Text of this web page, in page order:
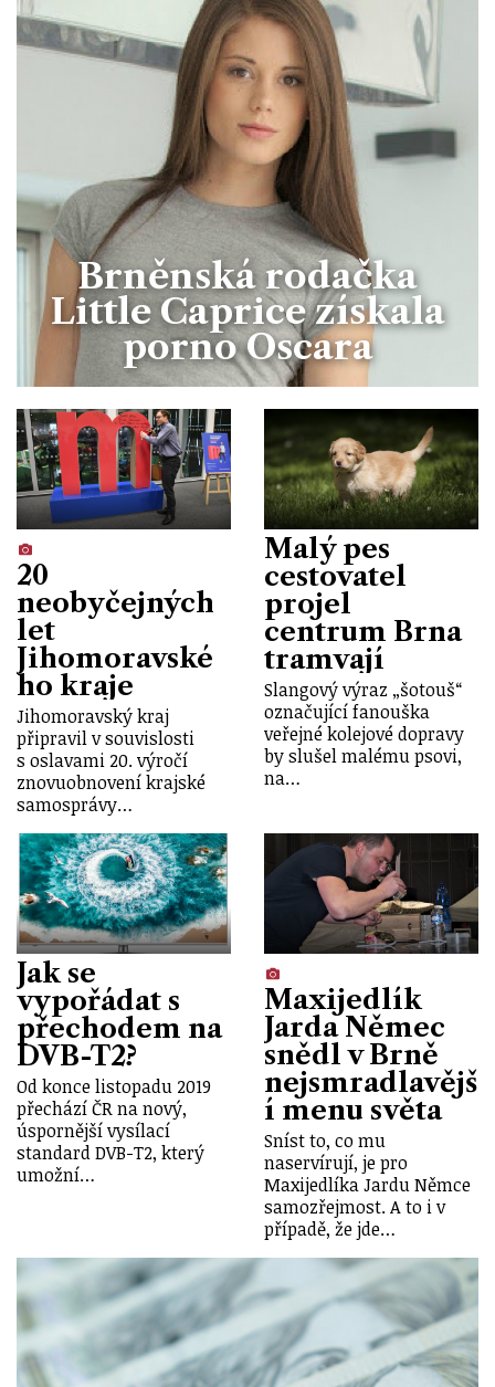
Brněnská rodačka
Little Caprice získala
porno Oscara
20
neobyčejných
let
Jihomoravské
ho kraje
Jihomoravský kraj
připravil v souvislosti
s oslavami 20. výročí
znovuobnovení krajské
samosprávy…
Malý pes
cestovatel
projel
centrum Brna
tramvají
Slangový výraz „šotouš“
označující fanouška
veřejné kolejové dopravy
by slušel malému psovi,
na…
Jak se
vypořádat s
přechodem na
DVB-T2?
Od konce listopadu 2019
přechází ČR na nový,
úspornější vysílací
standard DVB-T2, který
umožní…
Maxijedlík
Jarda Němec
snědl v Brně
nejsmradlavějš
í menu světa
Sníst to, co mu
naservírují, je pro
Maxijedlíka Jardu Němce
samozřejmost. A to i v
případě, že jde…